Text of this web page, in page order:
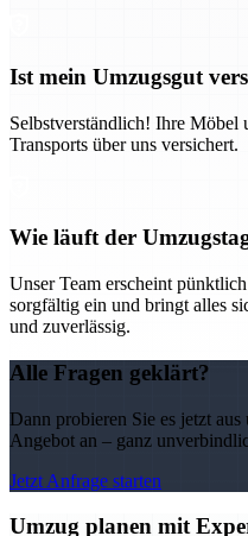
Ist mein Umzugsgut
Selbstverständlich! Ihre Möbel
Transports über uns versichert.
Wie läuft der
Unser Team erscheint
sorgfältig ein und bringt alles
und zuverlässig.
Alle Fragen geklärt?
Dann probieren Sie es jetzt
Angebot an – ganz
Jetzt Anfrage starten
Umzug planen mit